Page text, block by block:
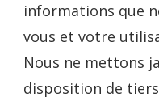
informations que
vous et votre
Nous ne mettons
disposition de